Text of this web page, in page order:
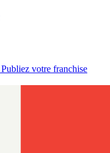
Publiez votre franchise